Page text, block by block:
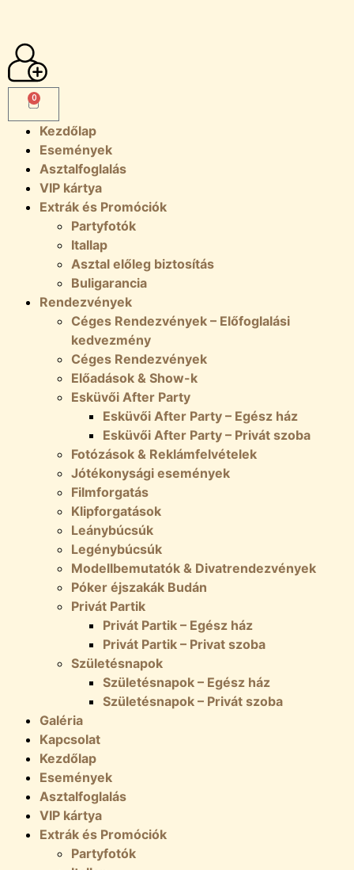
0
Kezdőlap
Események
Asztalfoglalás
VIP kártya
Extrák és Promóciók
Partyfotók
Itallap
Asztal előleg biztosítás
Buligarancia
Rendezvények
Céges Rendezvények – Előfoglalási
kedvezmény
Céges Rendezvények
Előadások & Show-k
Esküvői After Party
Esküvői After Party – Egész ház
Esküvői After Party – Privát szoba
Fotózások & Reklámfelvételek
Jótékonysági események
Filmforgatás
Klipforgatások
Leánybúcsúk
Legénybúcsúk
Modellbemutatók & Divatrendezvények
Póker éjszakák Budán
Privát Partik
Privát Partik – Egész ház
Privát Partik – Privat szoba
Születésnapok
Születésnapok – Egész ház
Születésnapok – Privát szoba
Galéria
Kapcsolat
Kezdőlap
Események
Asztalfoglalás
VIP kártya
Extrák és Promóciók
Partyfotók